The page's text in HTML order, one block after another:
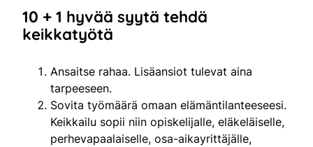
10 + 1 hyvää syytä tehdä
keikkatyötä
Ansaitse rahaa. Lisäansiot tulevat aina
tarpeeseen.
Sovita työmäärä omaan elämäntilanteeseesi.
Keikkailu sopii niin opiskelijalle, eläkeläiselle,
perhevapaalaiselle, osa-aikayrittäjälle,